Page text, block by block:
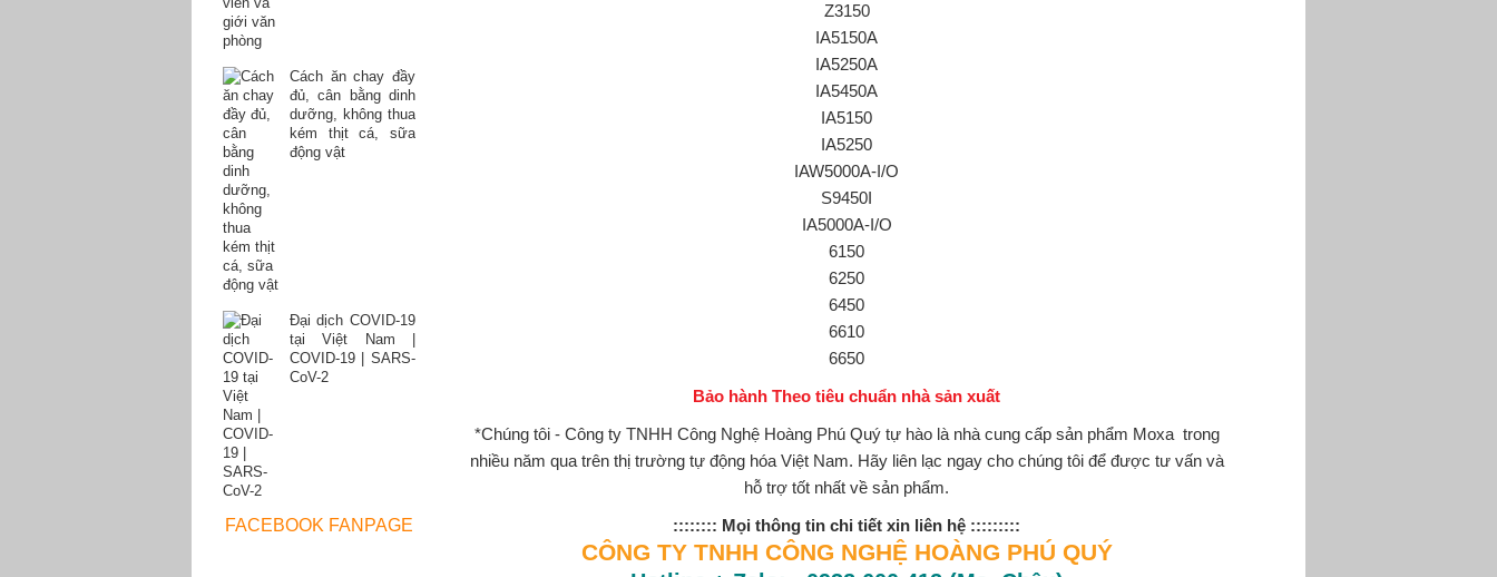
Z3150
IA5150A
IA5250A
IA5450A
IA5150
IA5250
IAW5000A-I/O
S9450I
IA5000A-I/O
6150
6250
6450
6610
6650
Bảo hành Theo tiêu chuẩn nhà sản xuất
*Chúng tôi - Công ty TNHH Công Nghệ Hoàng Phú Quý tự hào là nhà cung cấp sản phẩm Moxa trong
nhiều năm qua trên thị trường tự động hóa Việt Nam. Hãy liên lạc ngay cho chúng tôi để được tư vấn và
hỗ trợ tốt nhất về sản phẩm.
:::::::: Mọi thông tin chi tiết xin liên hệ :::::::::
CÔNG TY TNHH CÔNG NGHỆ HOÀNG PHÚ QUÝ
Cách ăn chay đầy
đủ, cân bằng dinh
dưỡng, không thua
kém thịt cá, sữa
động vật
Đại dịch COVID-19
tại Việt Nam |
COVID-19 | SARS-
CoV-2
FACEBOOK FANPAGE